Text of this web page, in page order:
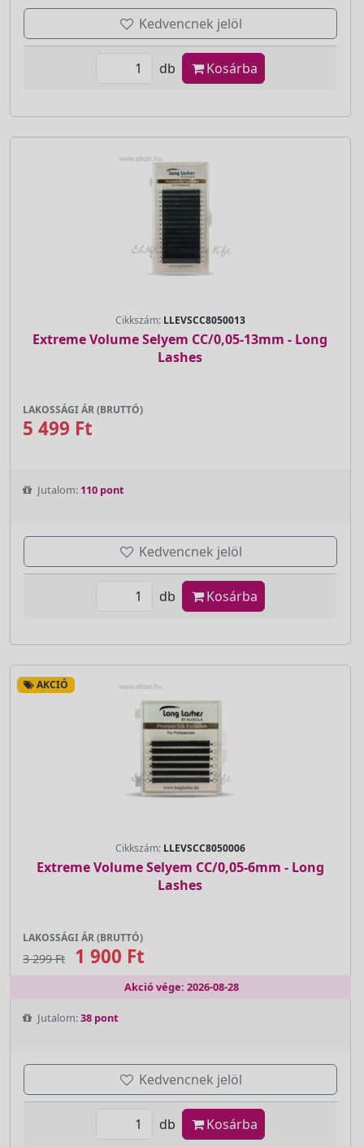
Kedvencnek jelöl
db Kosárba
Cikkszám: LLEVSCC8050013
Extreme Volume Selyem CC/0,05-13mm - Long
Lashes
LAKOSSÁGI ÁR (BRUTTÓ)
5 499 Ft
Jutalom: 110 pont
Kedvencnek jelöl
db Kosárba
AKCIÓ
Cikkszám: LLEVSCC8050006
Extreme Volume Selyem CC/0,05-6mm - Long
Lashes
LAKOSSÁGI ÁR (BRUTTÓ)
3 299 Ft 1 900 Ft
Akció vége: 2026-08-28
Jutalom:38 pont
Kedvencnek jelöl
db Kosárba